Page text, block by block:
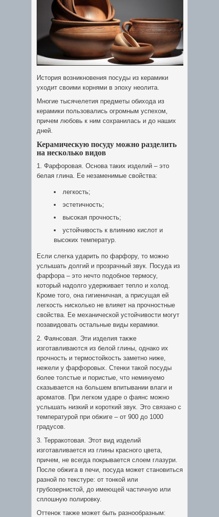
История возникновения посуды из керамики
уходит своими корнями в эпоху неолита.
Многие тысячелетия предметы обихода из
керамики пользовались огромным успехом,
причем любовь к ним сохранилась и до наших
дней.
Керамическую посуду можно разделить
на несколько видов
1. Фарфоровая. Основа таких изделий – это
белая глина. Ее незаменимые свойства:
легкость;
эстетичность;
высокая прочность;
устойчивость к влиянию кислот и
высоких температур.
Если слегка ударить по фарфору, то можно
услышать долгий и прозрачный звук. Посуда из
фарфора – это нечто подобное термосу,
который надолго удерживает тепло и холод.
Кроме того, она гигиеничная, а присущая ей
легкость нисколько не влияет на прочностные
свойства. Ее механической устойчивости могут
позавидовать остальные виды керамики.
2. Фаянсовая. Эти изделия также
изготавливаются из белой глины, однако их
прочность и термостойкость заметно ниже,
нежели у фарфоровых. Стенки такой посуды
более толстые и пористые, что неминуемо
сказывается на большем впитывании влаги и
ароматов. При легком ударе о фаянс можно
услышать низкий и короткий звук. Это связано с
температурой при обжиге – от 900 до 1000
градусов.
3. Терракотовая. Этот вид изделий
изготавливается из глины красного цвета,
причем, не всегда покрывается слоем глазури.
После обжига в печи, посуда может становиться
разной по текстуре: от тонкой или
грубозернистой, до имеющей частичную или
сплошную полировку.
Оттенок также может быть разнообразным: